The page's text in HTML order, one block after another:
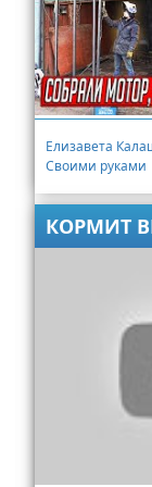
Елизавета
Своими руками
КОРМИТ